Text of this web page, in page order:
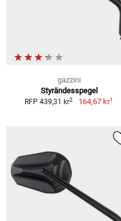
gazzini
Styrändesspegel
RFP 439,31 kr2 164,67 kr1